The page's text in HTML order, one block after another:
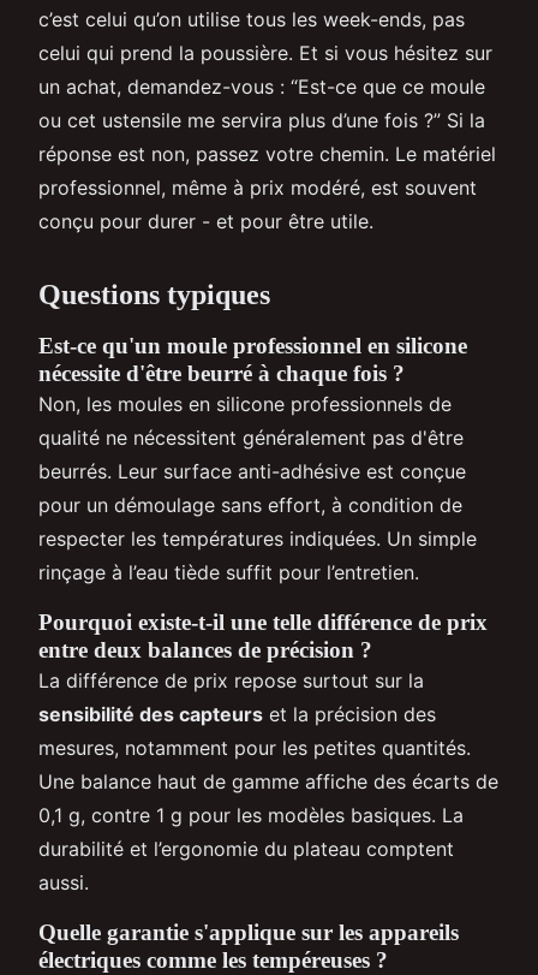
c’est celui qu’on utilise tous les week-ends, pas
celui qui prend la poussière. Et si vous hésitez sur
un achat, demandez-vous : “Est-ce que ce moule
ou cet ustensile me servira plus d’une fois ?” Si la
réponse est non, passez votre chemin. Le matériel
professionnel, même à prix modéré, est souvent
conçu pour durer - et pour être utile.
Questions typiques
Est-ce qu'un moule professionnel en silicone
nécessite d'être beurré à chaque fois ?
Non, les moules en silicone professionnels de
qualité ne nécessitent généralement pas d'être
beurrés. Leur surface anti-adhésive est conçue
pour un démoulage sans effort, à condition de
respecter les températures indiquées. Un simple
rinçage à l’eau tiède suffit pour l’entretien.
Pourquoi existe-t-il une telle différence de prix
entre deux balances de précision ?
La différence de prix repose surtout sur la
sensibilité des capteurs et la précision des
mesures, notamment pour les petites quantités.
Une balance haut de gamme affiche des écarts de
0,1 g, contre 1 g pour les modèles basiques. La
durabilité et l’ergonomie du plateau comptent
aussi.
Quelle garantie s'applique sur les appareils
électriques comme les tempéreuses ?